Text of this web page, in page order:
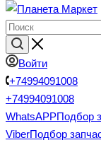
Войти
+74994091008
+74994091008
WhatsAPPПодбор
ViberПодбор